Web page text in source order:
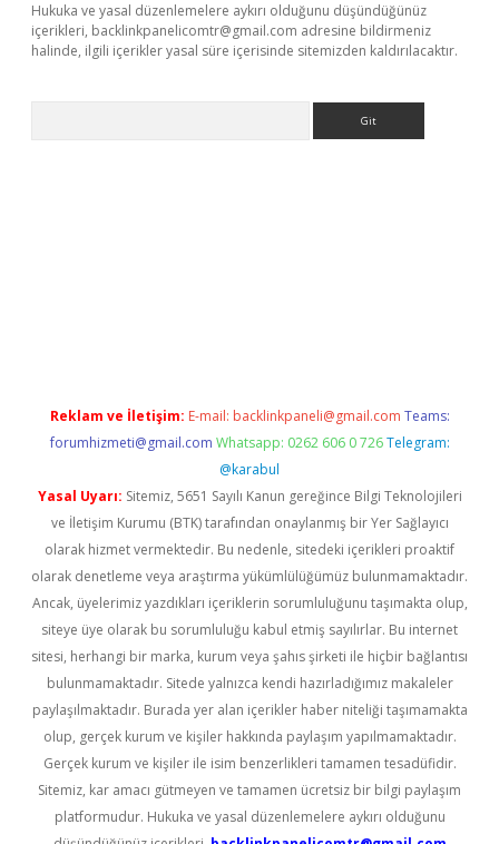
Hukuka ve yasal düzenlemelere aykırı olduğunu düşündüğünüz
içerikleri, backlinkpanelicomtr@gmail.com adresine bildirmeniz
halinde, ilgili içerikler yasal süre içerisinde sitemizden kaldırılacaktır.
Reklam ve İletişim: E-mail: backlinkpaneli@gmail.com Teams:
forumhizmeti@gmail.com Whatsapp: 0262 606 0 726 Telegram:
@karabul
Yasal Uyarı: Sitemiz, 5651 Sayılı Kanun gereğince Bilgi Teknolojileri
ve İletişim Kurumu (BTK) tarafından onaylanmış bir Yer Sağlayıcı
olarak hizmet vermektedir. Bu nedenle, sitedeki içerikleri proaktif
olarak denetleme veya araştırma yükümlülüğümüz bulunmamaktadır.
Ancak, üyelerimiz yazdıkları içeriklerin sorumluluğunu taşımakta olup,
siteye üye olarak bu sorumluluğu kabul etmiş sayılırlar. Bu internet
sitesi, herhangi bir marka, kurum veya şahıs şirketi ile hiçbir bağlantısı
bulunmamaktadır. Sitede yalnızca kendi hazırladığımız makaleler
paylaşılmaktadır. Burada yer alan içerikler haber niteliği taşımamakta
olup, gerçek kurum ve kişiler hakkında paylaşım yapılmamaktadır.
Gerçek kurum ve kişiler ile isim benzerlikleri tamamen tesadüfidir.
Sitemiz, kar amacı gütmeyen ve tamamen ücretsiz bir bilgi paylaşım
platformudur. Hukuka ve yasal düzenlemelere aykırı olduğunu